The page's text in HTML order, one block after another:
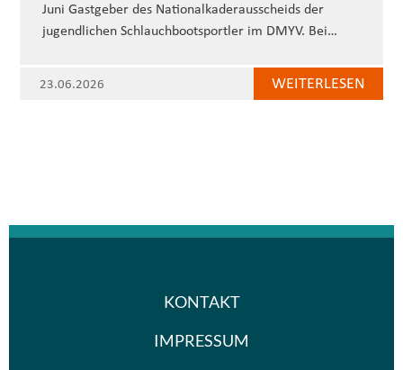
Juni Gastgeber des Nationalkaderausscheids der
jugendlichen Schlauchbootsportler im DMYV. Bei…
23.06.2026 WEITERLESEN
KONTAKT
IMPRESSUM